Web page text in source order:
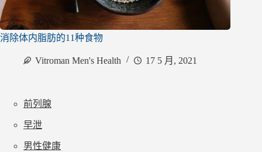
消除体内脂肪的11种食物
Vitroman Men's Health 17 5 月, 2021
前列腺
早泄
男性健康